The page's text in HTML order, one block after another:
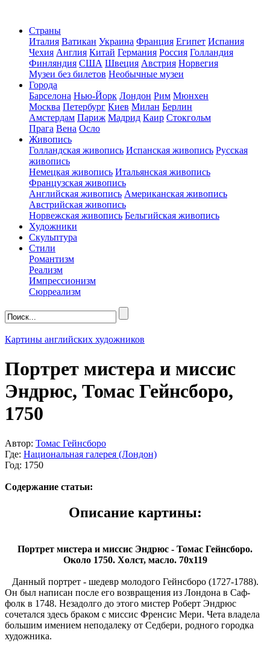
Страны
Италия Ватикан Украина Франция Египет Испания
Чехия Англия Китай Германия Россия Голландия
Финляндия США Швеция Австрия Норвегия
Музеи без билетов Необычные музеи
Города
Барселона Нью-Йорк Лондон Рим Мюнхен
Москва Петербург Киев Милан Берлин
Амстердам Париж Мадрид Каир Стокгольм
Прага Вена Осло
Живопись
Голландская живопись Испанская живопись Русская
живопись
Немецкая живопись Итальянская живопись
Французская живопись
Английская живопись Американская живопись
Австрийская живопись
Норвежская живопись Бельгийская живопись
Художники
Скульптура
Стили
Романтизм
Реализм
Импрессионизм
Сюрреализм
Картины английских художников
Портрет мистера и миссис
Эндрюс, Томас Гейнсборо,
1750
Автор: Томас Гейнсборо
Где: Национальная галерея (Лондон)
Год: 1750
Содержание статьи:
Описание картины:
Портрет мистера и миссис Эндрюс - Томас Гейнсборо.
Около 1750. Холст, масло. 70х119
Данный портрет - шедевр молодого Гейнсборо (1727-1788).
Он был написан после его возвращения из Лондона в Саф­
фолк в 1748. Незадолго до этого мистер Роберт Эндрюс
сочетался здесь браком с миссис Френсис Мери. Чета владела
большим имением неподалеку от Седбери, родного городка
художника.